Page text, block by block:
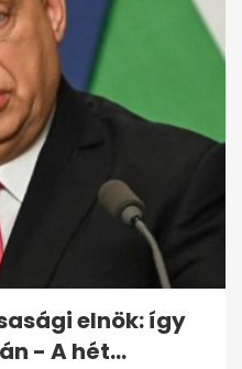
ki a töltőről: a
a...
elnök: így
- A hét...